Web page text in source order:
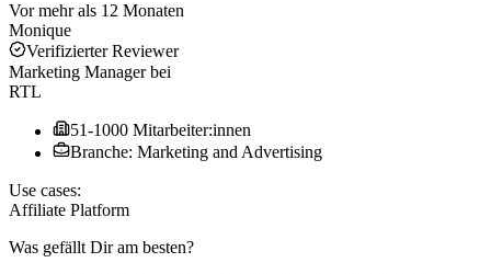
Vor mehr als 12 Monaten
Monique
Verifizierter Reviewer
Marketing Managerbei
RTL
51-1000 Mitarbeiter:innen
Branche: Marketing and Advertising
Use cases:
Affiliate Platform
Was gefällt Dir am besten?